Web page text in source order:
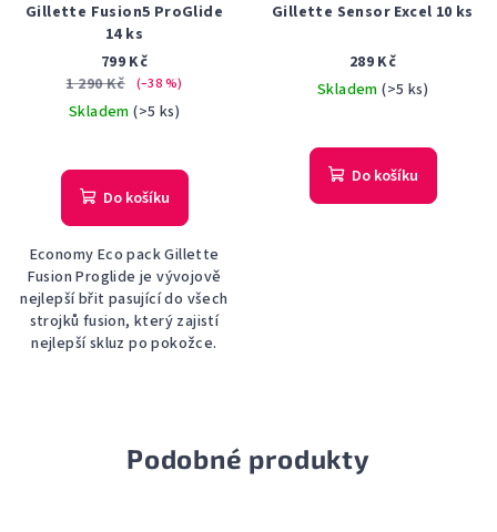
Gillette Fusion5 ProGlide
14 ks
799 Kč
1 290 Kč
(–38 %)
Skladem(>5 ks)
Do košíku
Economy Eco pack Gillette
Fusion Proglide je vývojově
nejlepší břit pasující do všech
strojků fusion, který zajistí
nejlepší skluz po pokožce.
Gillette Sensor Excel 10 ks
289 Kč
Skladem(>5 ks)
hodnocení
produktu
Do košíku
Podobné produkty